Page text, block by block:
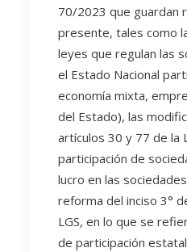
70/2023 que guardan
presente, tales como
leyes que regulan las
el Estado Nacional
economía mixta,
del Estado), las
artículos 30 y 77 de la
participación de
lucro en las
reforma del inciso 3°
LGS, en lo que se
de participación